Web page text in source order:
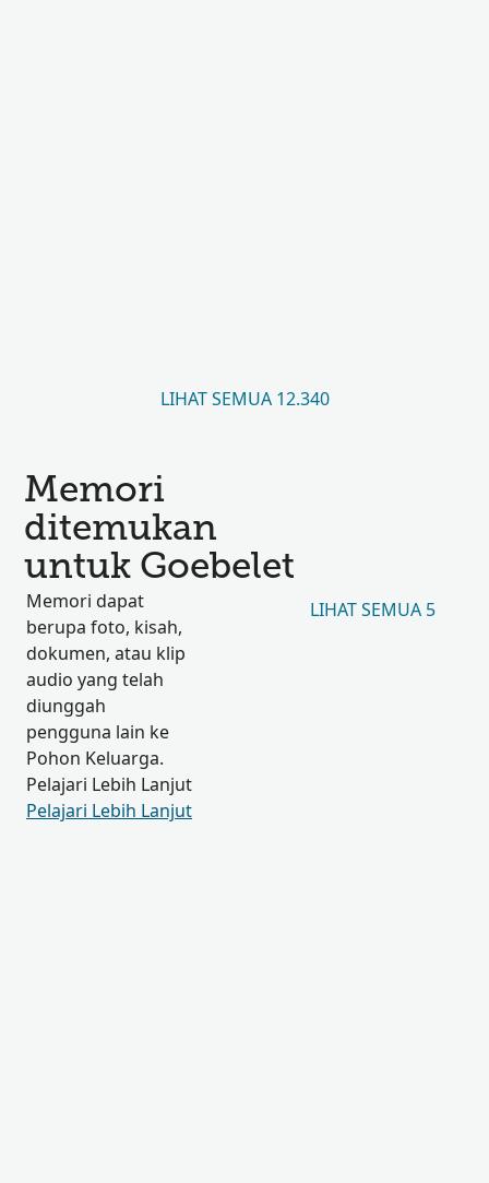
LIHAT SEMUA 12.340
Memori
ditemukan
untuk Goebelet
Memori dapat
berupa foto, kisah,
dokumen, atau klip
audio yang telah
diunggah
pengguna lain ke
Pohon Keluarga.
Pelajari Lebih Lanjut
Pelajari Lebih Lanjut
LIHAT SEMUA 5